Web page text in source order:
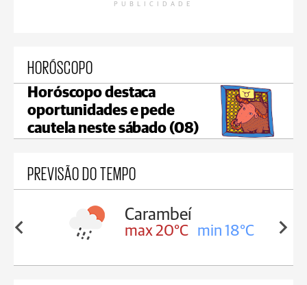
PUBLICIDADE
HORÓSCOPO
Horóscopo destaca
oportunidades e pede
cautela neste sábado (08)
PREVISÃO DO TEMPO
18°C
Jaguariaíva
max 20°C min 18°C